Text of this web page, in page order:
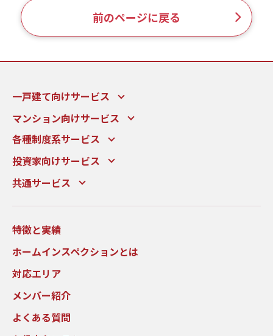
前のページに戻る
一戸建て向けサービス
マンション向けサービス
各種制度系サービス
投資家向けサービス
共通サービス
特徴と実績
ホームインスペクションとは
対応エリア
メンバー紹介
よくある質問